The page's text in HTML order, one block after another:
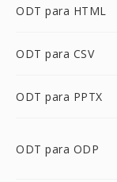
ODT para HTML
ODT para CSV
ODT para PPTX
ODT para ODP